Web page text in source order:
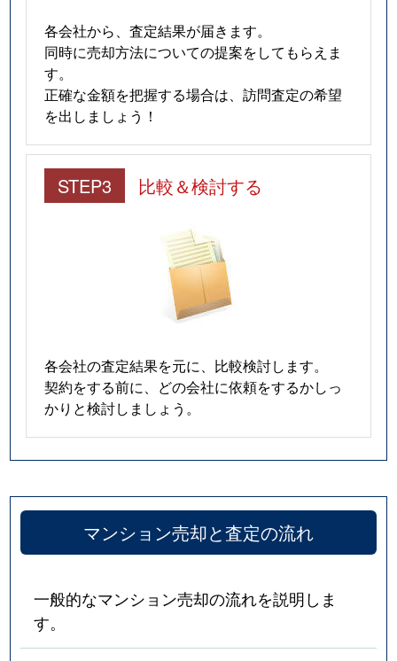
各会社から、査定結果が届きます。
同時に売却方法についての提案をしてもらえま
す。
正確な金額を把握する場合は、訪問査定の希望
を出しましょう！
STEP3 比較＆検討する
各会社の査定結果を元に、比較検討します。
契約をする前に、どの会社に依頼をするかしっ
かりと検討しましょう。
マンション売却と査定の流れ
一般的なマンション売却の流れを説明しま
す。